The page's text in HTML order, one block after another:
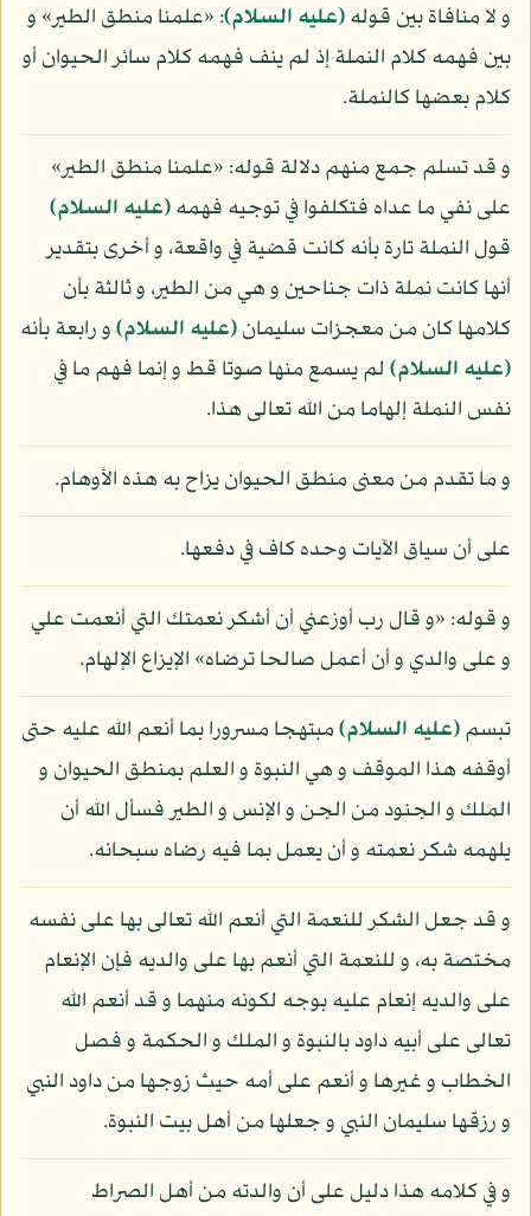
و لا منافاة بين قوله(عليه السلام): «علمنا منطق الطير» و
بين فهمه كلام النملة إذ لم ينف فهمه كلام سائر الحيوان أو
كلام بعضها كالنملة.
و قد تسلم جمع منهم دلالة قوله: «علمنا منطق الطير»
على نفي ما عداه فتكلفوا في توجيه فهمه(عليه السلام)
قول النملة تارة بأنه كانت قضية في واقعة، و أخرى بتقدير
أنها كانت نملة ذات جناحين و هي من الطير، و ثالثة بأن
كلامها كان من معجزات سليمان(عليه السلام)و رابعة بأنه
(عليه السلام)لم يسمع منها صوتا قط و إنما فهم ما في
نفس النملة إلهاما من الله تعالى هذا.
و ما تقدم من معنى منطق الحيوان يزاح به هذه الأوهام.
على أن سياق الآيات وحده كاف في دفعها.
و قوله: «و قال رب أوزعني أن أشكر نعمتك التي أنعمت علي
و على والدي و أن أعمل صالحا ترضاه» الإيزاع الإلهام.
تبسم(عليه السلام)مبتهجا مسرورا بما أنعم الله عليه حتى
أوقفه هذا الموقف و هي النبوة و العلم بمنطق الحيوان و
الملك و الجنود من الجن و الإنس و الطير فسأل الله أن
يلهمه شكر نعمته و أن يعمل بما فيه رضاه سبحانه.
و قد جعل الشكر للنعمة التي أنعم الله تعالى بها على نفسه
مختصة به، و للنعمة التي أنعم بها على والديه فإن الإنعام
على والديه إنعام عليه بوجه لكونه منهما و قد أنعم الله
تعالى على أبيه داود بالنبوة و الملك و الحكمة و فصل
الخطاب و غيرها و أنعم على أمه حيث زوجها من داود النبي
و رزقها سليمان النبي و جعلها من أهل بيت النبوة.
و في كلامه هذا دليل على أن والدته من أهل الصراط